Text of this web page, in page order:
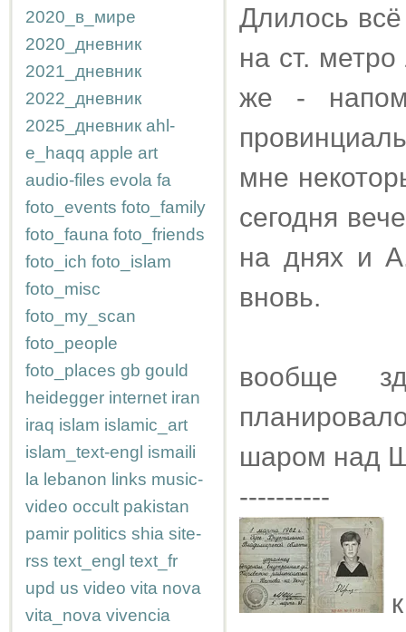
2020_в_мире
2020_дневник
2021_дневник
2022_дневник
2025_дневник ahl-
e_haqq apple art
audio-files evola fa
foto_events foto_family
foto_fauna foto_friends
foto_ich foto_islam
foto_misc
foto_my_scan
foto_people
foto_places gb gould
heidegger internet iran
iraq islam islamic_art
islam_text-engl ismaili
la lebanon links music-
video occult pakistan
pamir politics shia site-
rss text_engl text_fr
upd us video vita nova
vita_nova vivencia
Длилось
на ст.
же -
мне
сегодня
на днях и
вновь.
вообще
шаром над
----------